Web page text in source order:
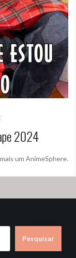
2024
um AnimeSphere.
Pesquisar